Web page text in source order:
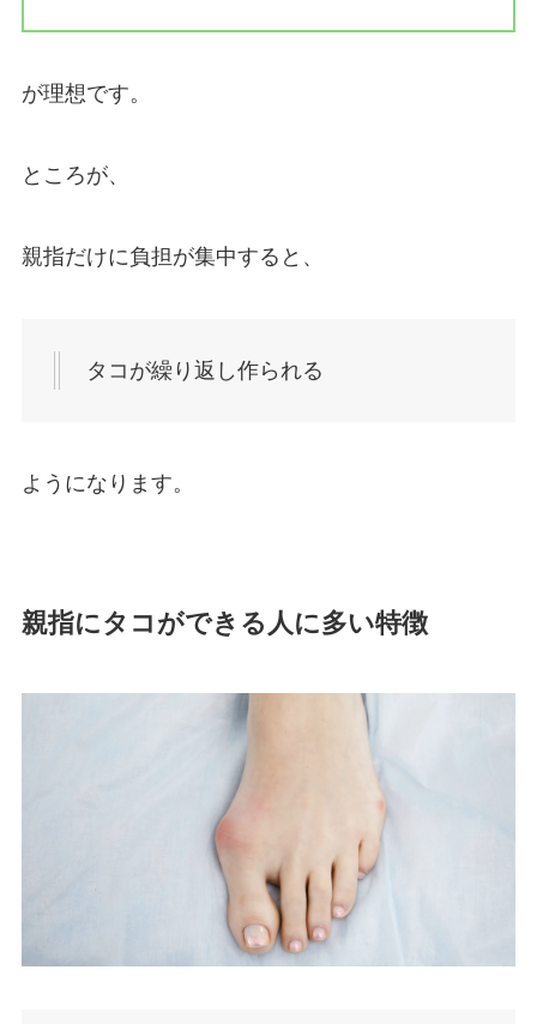
が理想です。
ところが、
親指だけに負担が集中すると、
タコが繰り返し作られる
ようになります。
親指にタコができる人に多い特徴